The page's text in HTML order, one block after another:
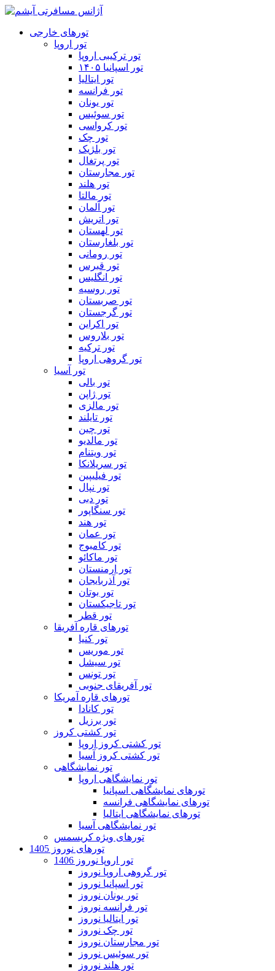
تورهای خارجی
تور اروپا
تور ترکیبی اروپا
تور اسپانیا ۱۴۰۵
تور ایتالیا
تور فرانسه
تور یونان
تور سوئیس
تور کرواسی
تور چک
تور بلژیک
تور پرتغال
تور مجارستان
تور هلند
تور مالتا
تور آلمان
تور اتریش
تور لهستان
تور بلغارستان
تور رومانی
تور قبرس
تور انگلیس
تور روسیه
تور صربستان
تور گرجستان
تور اکراین
تور بلاروس
تور ترکیه
تور گروهی اروپا
تور آسیا
تور بالی
تور ژاپن
تور مالزی
تور تایلند
تور چین
تور مالدیو
تور ویتنام
تور سریلانکا
تور فیلیپین
تور نپال
تور دبی
تور سنگاپور
تور هند
تور عمان
تور کامبوج
تور ماکائو
تور ارمنستان
تور آذربایجان
تور بوتان
تور تاجیکستان
تور قطر
تورهای قاره آفریقا
تور کنیا
تور موریس
تور سیشل
تور تونس
تور آفریقای جنوبی
تورهای قاره آمریکا
تور کانادا
تور برزیل
تور کشتی کروز
تور کشتی کروز اروپا
تور کشتی کروز آسیا
تور نمایشگاهی
تور نمایشگاهی اروپا
تورهای نمایشگاهی اسپانیا
تورهای نمایشگاهی فرانسه
تورهای نمایشگاهی ایتالیا
تور نمایشگاهی آسیا
تورهای ویژه کریسمس
تورهای نوروز 1405
تور اروپا نوروز 1406
تور گروهی اروپا نوروز
تور اسپانیا نوروز
تور یونان نوروز
تور فرانسه نوروز
تور ایتالیا نوروز
تور چک نوروز
تور مجارستان نوروز
تور سوئیس نوروز
تور هلند نوروز